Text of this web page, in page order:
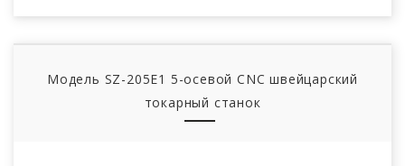
Модель SZ-205E1 5-осевой CNC швейцарский
токарный станок